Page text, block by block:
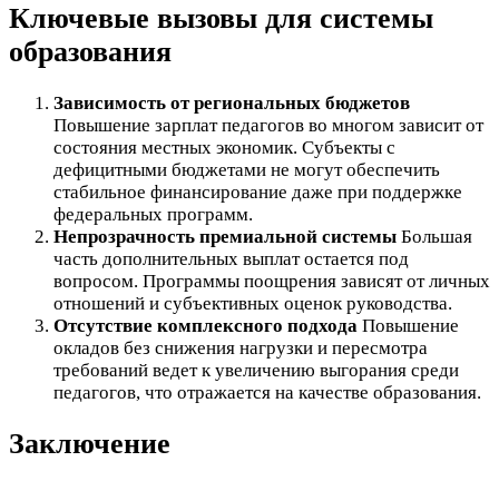
Ключевые вызовы для системы
образования
Зависимость от региональных бюджетов
Повышение зарплат педагогов во многом зависит от
состояния местных экономик. Субъекты с
дефицитными бюджетами не могут обеспечить
стабильное финансирование даже при поддержке
федеральных программ.
Непрозрачность премиальной системы Большая
часть дополнительных выплат остается под
вопросом. Программы поощрения зависят от личных
отношений и субъективных оценок руководства.
Отсутствие комплексного подхода Повышение
окладов без снижения нагрузки и пересмотра
требований ведет к увеличению выгорания среди
педагогов, что отражается на качестве образования.
Заключение